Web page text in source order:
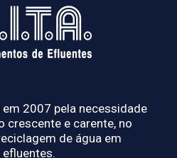
2007 pela necessidade
crescente e carente, no
de água em